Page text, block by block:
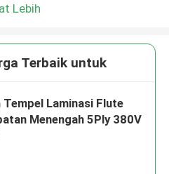
Lebih
Terbaik untuk
Tempel Laminasi Flute
Menengah 5Ply 380V